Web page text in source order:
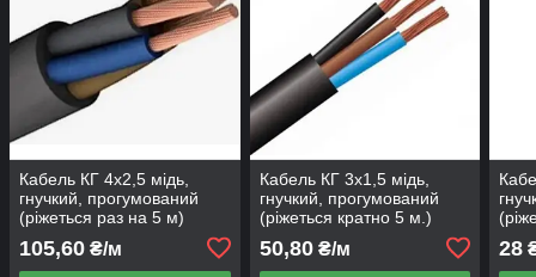
Кабель КГ 4х2,5 мідь,
гнучкий, прогумований
(ріжеться раз на 5 м)
105,60 ₴/м
Кабель КГ 3х1,5 мідь,
гнучкий, прогумований
(ріжеться кратно 5 м.)
50,80₴/м 28